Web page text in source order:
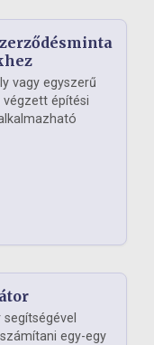
vagy egyszerű
végzett építési
egy-egy